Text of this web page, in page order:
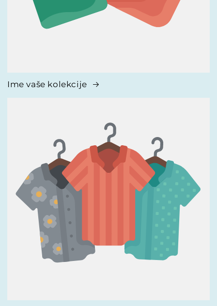
Ime vaše kolekcije